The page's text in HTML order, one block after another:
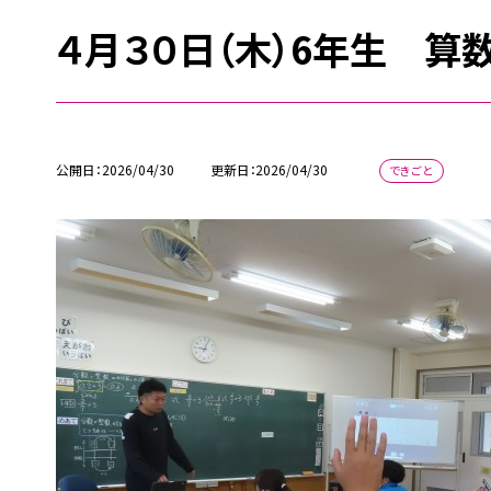
４月３０日（木）6年生 算
公開日 2026/04/30 更新日 2026/04/30 できごと